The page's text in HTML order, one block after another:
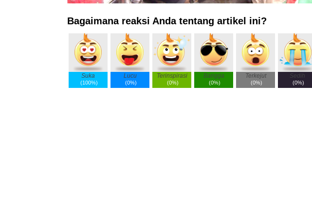
Bagaimana reaksi Anda tentang artikel ini?
Suka
(100%)
Lucu
(0%)
Terinspirasi
(0%)
Bangga
(0%)
Terkejut
(0%)
Sedih
(0%)